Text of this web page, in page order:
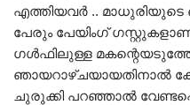
എത്തിയവർ .. മാധുരിയുടെ
പേരും പേയിംഗ്
ഗൾഫിലുള്ള
ഞായറാഴ്ചയായതിനാൽ
ചുരുക്കി പറഞ്ഞാൽ